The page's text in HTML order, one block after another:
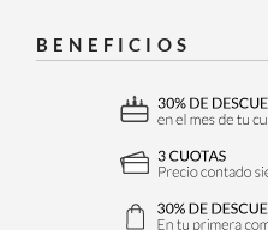
BENEFICIOS